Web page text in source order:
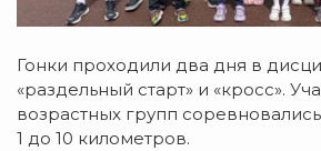
Гонки проходили два дня в
«раздельный старт» и «кросс».
возрастных групп
1 до 10 километров.